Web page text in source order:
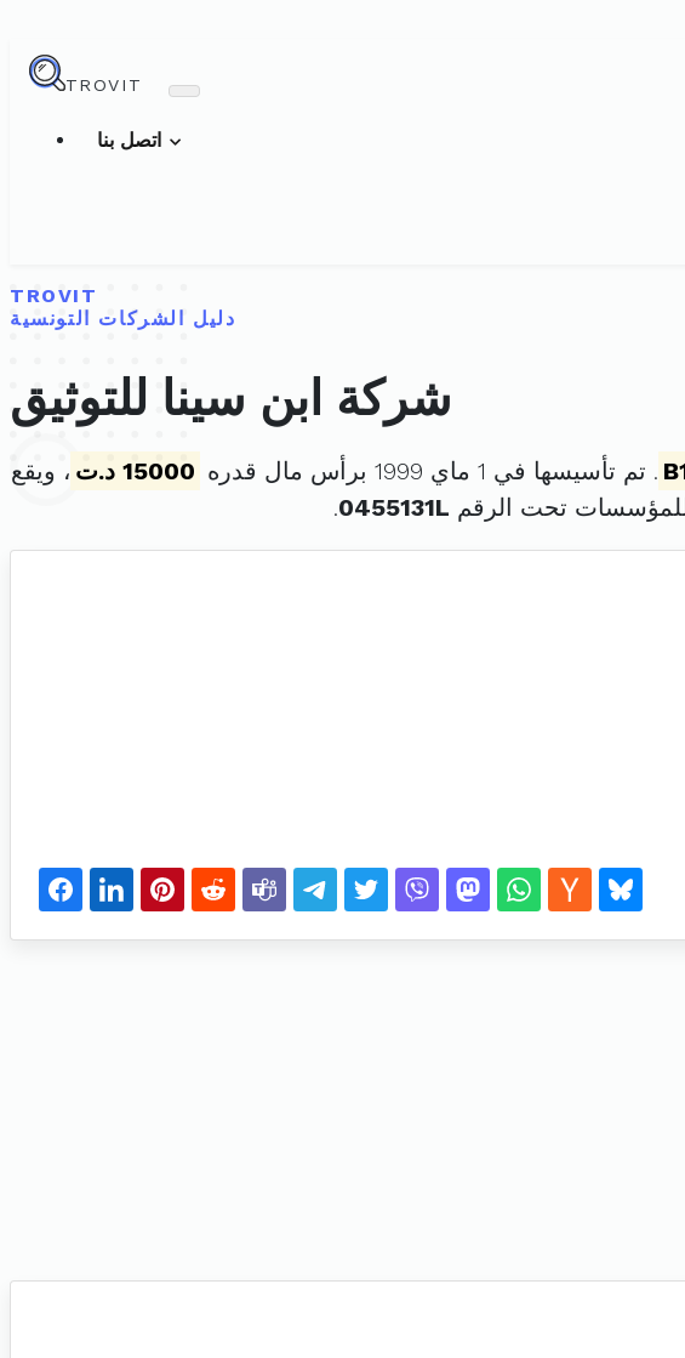
TROVIT
TROVIT
دليل الشركات التونسية
شركة ابن سينا للتوثيق
. تم تأسيسها في 1 ماي 1999 برأس مال قدره 15000 د.ت
، ويقع
تحت الرقم 0455131L
.